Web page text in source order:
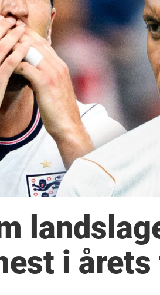
i